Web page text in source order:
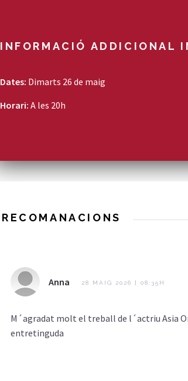
INFORMACIÓ ADDICIONAL
Dates: Dimarts 26 de maig
Horari: A les 20h
RECOMANACIONS
Anna 28 MAIG 2026 | 08:35H
M´agradat molt el treball de l´actriu Asia
entretinguda